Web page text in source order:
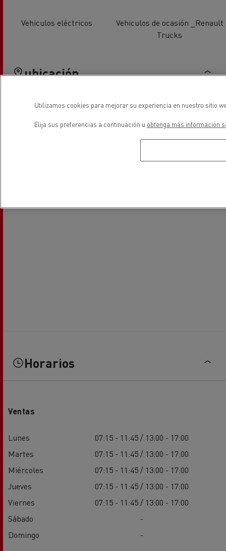
Vehiculos eléctricos
Vehiculos de ocasión _Renault
Trucks
ubicación
Horarios
Ventas
Lunes
07:15 - 11:45 / 13:00 - 17:00
Martes
07:15 - 11:45 / 13:00 - 17:00
Miércoles
07:15 - 11:45 / 13:00 - 17:00
Jueves
07:15 - 11:45 / 13:00 - 17:00
Viernes
07:15 - 11:45 / 13:00 - 17:00
Sábado
-
Domingo
-
Utilizamos cookies para mejorar su experiencia en nuestro sitio
Elija sus preferencias a continuación u obtenga más información